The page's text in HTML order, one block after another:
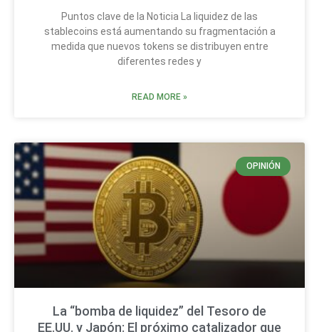
Puntos clave de la Noticia La liquidez de las
stablecoins está aumentando su fragmentación a
medida que nuevos tokens se distribuyen entre
diferentes redes y
READ MORE »
OPINIÓN
La “bomba de liquidez” del Tesoro de
EE.UU. y Japón: El próximo catalizador que